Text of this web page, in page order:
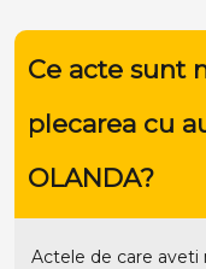
Ce acte sunt
plecarea cu
OLANDA?
Actele de care aveti